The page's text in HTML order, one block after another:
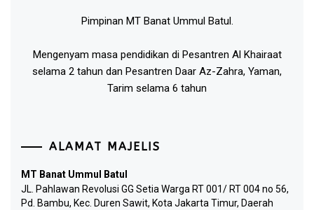
Pimpinan MT Banat Ummul Batul.
Mengenyam masa pendidikan di Pesantren Al Khairaat
selama 2 tahun dan Pesantren Daar Az-Zahra, Yaman,
Tarim selama 6 tahun
ALAMAT MAJELIS
MT Banat Ummul Batul
JL. Pahlawan Revolusi GG Setia Warga RT 001/ RT 004 no 56,
Pd. Bambu, Kec. Duren Sawit, Kota Jakarta Timur, Daerah